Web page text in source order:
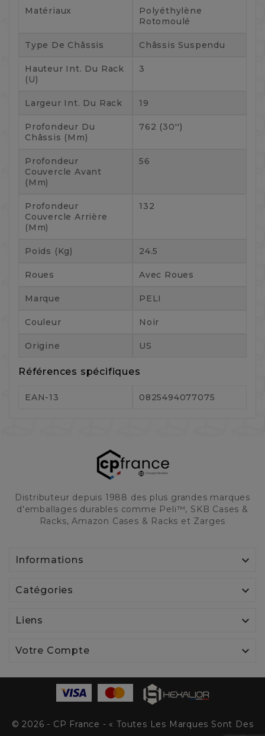
Matériaux
Polyéthylène
Rotomoulé
Type De Châssis Châssis Suspendu
Hauteur Int. Du Rack
(U)
3
Largeur Int. Du Rack 19
Profondeur Du
Châssis (mm)
762 (30'')
Profondeur
Couvercle Avant
(mm)
56
Profondeur
Couvercle Arrière
(mm)
132
Poids (kg) 24.5
Roues Avec Roues
Marque PELI
Couleur Noir
Origine US
Références spécifiques
EAN-13 0825494077075
Distributeur depuis 1988 des plus grandes marques
d'emballages durables comme Peli™, SKB Cases &
Racks, Amazon Cases & Racks et Zarges
Informations 
Catégories 
Liens 
Votre Compte 
© 2026 - CP France - « Toutes Les Marques Sont Des